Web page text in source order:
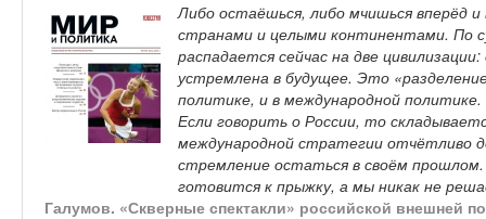
Либо остаёшься, либо мчишься вперёд
странами и целыми континентами. По
распадается сейчас на две
устремлена в будущее. Это
политике, и в международной политике.
Если говорить о России, то
международной стратегии отчётливо
стремление остаться в своём
готовится к прыжку, а мы никак не
Галумов. «Скверные спектакли» российской внешней